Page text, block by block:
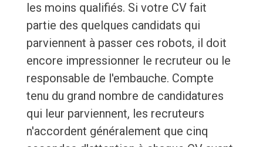
les moins qualifiés. Si votre CV fait
partie des quelques candidats qui
parviennent à passer ces robots, il doit
encore impressionner le recruteur ou le
responsable de l'embauche. Compte
tenu du grand nombre de candidatures
qui leur parviennent, les recruteurs
n'accordent généralement que cinq